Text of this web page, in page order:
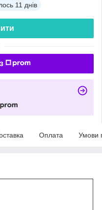
11 днів
Оплата Умови